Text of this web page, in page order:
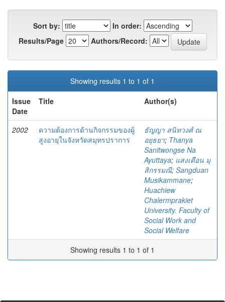
Sort by:
In order:
Results/Page
Authors/Record:
Showing results 1 to 1 of 1
Issue
Date
Title Author(s)
2002
ความต้องการด้านกิจกรรมของผู้
สูงอายุในจังหวัดสมุทรปราการ
ธัญญา สนิทวงศ์ ณ
อยุธยา; Thanya
Sanitwongse Na
Ayuttaya; แสงเดือน มุ
สิกรรมณี; Sangduan
Musikammane;
Huachiew
Chalermprakiet
University. Faculty of
Social Work and
Social Welfare
Showing results 1 to 1 of 1